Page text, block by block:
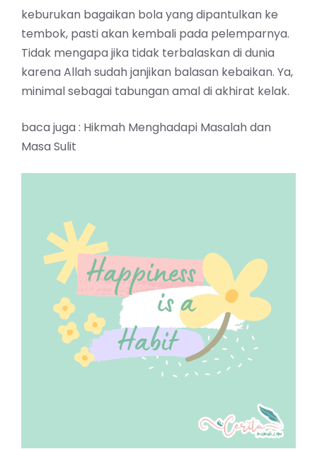
keburukan bagaikan bola yang dipantulkan ke
tembok, pasti akan kembali pada pelemparnya.
Tidak mengapa jika tidak terbalaskan di dunia
karena Allah sudah janjikan balasan kebaikan. Ya,
minimal sebagai tabungan amal di akhirat kelak.
baca juga : Hikmah Menghadapi Masalah dan
Masa Sulit